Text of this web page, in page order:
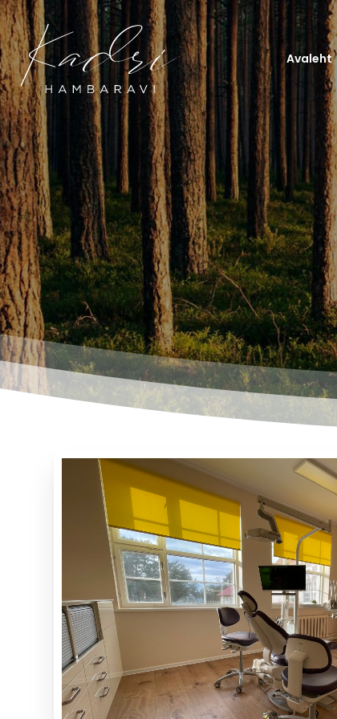
Avaleht